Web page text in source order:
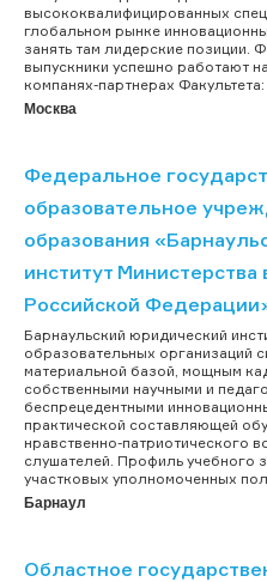
высококвалифицированных
глобальном рынке
занять там лидерские позиции.
выпускники успешно работают
компанях-партнерах Факультета:
Москва
Федеральное
образовательное
образования
институт
Российской
Барнаульский юридический
образовательных организаций
материальной базой, мощным
собственными научными и
беспрецедентными
практической составляющей
нравственно-патриотического
слушателей. Профиль учебного
участковых уполномоченных
Барнаул
Областное